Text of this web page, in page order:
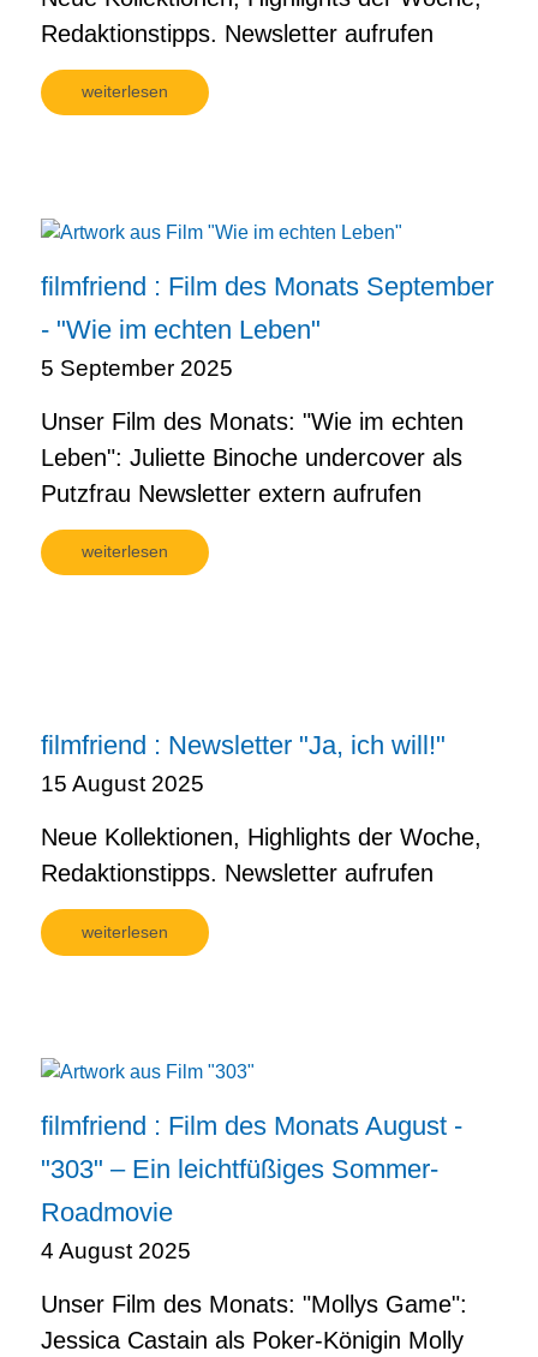
Redaktionstipps. Newsletter aufrufen
weiterlesen
filmfriend : Film des Monats September
- "Wie im echten Leben"
5 September 2025
Unser Film des Monats: "Wie im echten
Leben": Juliette Binoche undercover als
Putzfrau Newsletter extern aufrufen
weiterlesen
filmfriend : Newsletter "Ja, ich will!"
15 August 2025
Neue Kollektionen, Highlights der Woche,
Redaktionstipps. Newsletter aufrufen
weiterlesen
filmfriend : Film des Monats August -
"303" – Ein leichtfüßiges Sommer-
Roadmovie
4 August 2025
Unser Film des Monats: "Mollys Game":
Jessica Castain als Poker-Königin Molly